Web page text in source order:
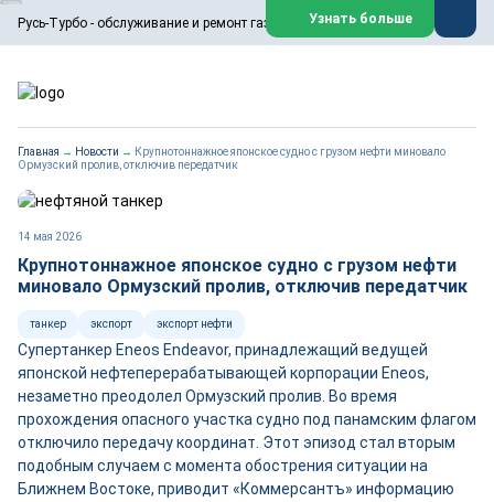
Русь-Турбо - обслуживание и ремонт газовых паровых турбин
ООО «Русь-Турбо» занимается сервисом газовых и паровых
турбин, комплексным ремонтом, восстановлением,
техническим обслуживанием оборудования ТЭС,
работают на нефтегазовых, нефтехимических,
металлургических и других предприятиях.
Реклама. ООО «Русь-Турбо», ИНН 7802588950
erid: F7NfYUJCUneVdwPs4znf
Перейти на сайт
Узнать больше
Главная → Новости → Крупнотоннажное японское судно с грузом нефти миновало
Ормузский пролив, отключив передатчик
14 мая 2026
Крупнотоннажное японское судно с грузом нефти
миновало Ормузский пролив, отключив передатчик
танкер экспорт экспорт нефти
Супертанкер Eneos Endeavor, принадлежащий ведущей
японской нефтеперерабатывающей корпорации Eneos,
незаметно преодолел Ормузский пролив. Во время
прохождения опасного участка судно под панамским флагом
отключило передачу координат. Этот эпизод стал вторым
подобным случаем с момента обострения ситуации на
Ближнем Востоке, приводит «Коммерсантъ» информацию